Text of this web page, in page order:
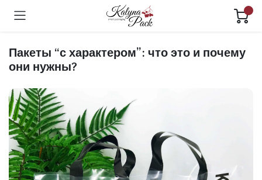
Пакеты “с характером”: что это и почему
они нужны?